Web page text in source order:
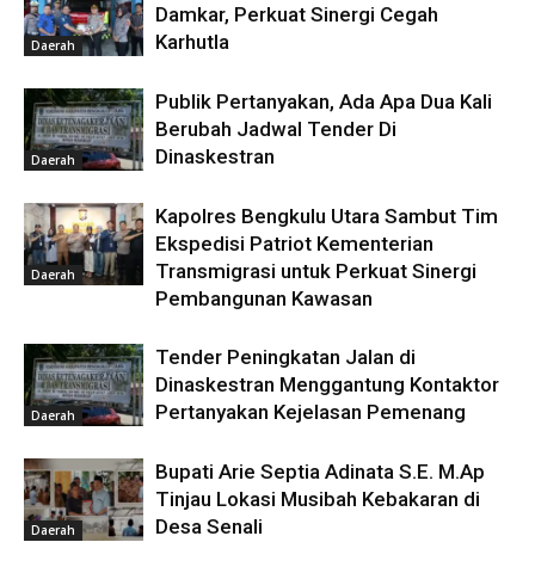
Daerah
Damkar, Perkuat Sinergi Cegah
Karhutla
Daerah
Publik Pertanyakan, Ada Apa Dua Kali
Berubah Jadwal Tender Di
Dinaskestran
Daerah
Kapolres Bengkulu Utara Sambut Tim
Ekspedisi Patriot Kementerian
Transmigrasi untuk Perkuat Sinergi
Pembangunan Kawasan
Daerah
Tender Peningkatan Jalan di
Dinaskestran Menggantung Kontaktor
Pertanyakan Kejelasan Pemenang
Daerah
Bupati Arie Septia Adinata S.E. M.Ap
Tinjau Lokasi Musibah Kebakaran di
Desa Senali